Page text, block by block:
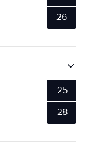
26
25
28